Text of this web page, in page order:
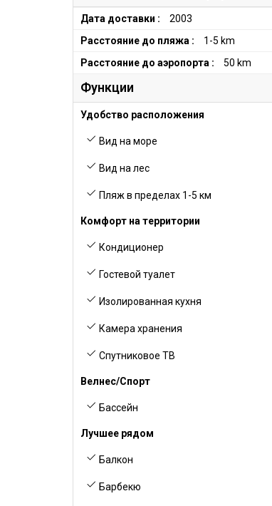
Дата доставки :
2003
Расстояние до пляжа :
1-5 km
Расстояние до аэропорта :
50 km
Функции
Удобство расположения
Вид на море
Вид на лес
Пляж в пределах 1-5 км
Комфорт на территории
Кондиционер
Гостевой туалет
Изолированная кухня
Камера хранения
Спутниковое ТВ
Велнес/Спорт
Бассейн
Лучшее рядом
Балкон
Барбекю